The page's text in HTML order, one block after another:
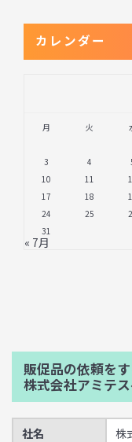
カレンダー
月 火
3
4
10
11
17
18
24
25
31
« 7月
販促品の依頼を
株式会社アミテ
社名
株